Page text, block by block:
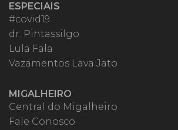
ESPECIAIS
#covid19
dr. Pintassilgo
Lula Fala
Vazamentos Lava Jato
MIGALHEIRO
Central do Migalheiro
Fale Conosco